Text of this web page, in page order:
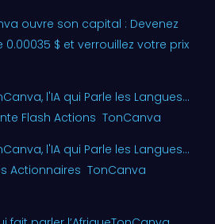
ouvre son capital : Devenez
$ et verrouillez votre prix
l'IA qui Parle les Langues...
Flash Actions TonCanva
l'IA qui Parle les Langues...
Actionnaires TonCanva